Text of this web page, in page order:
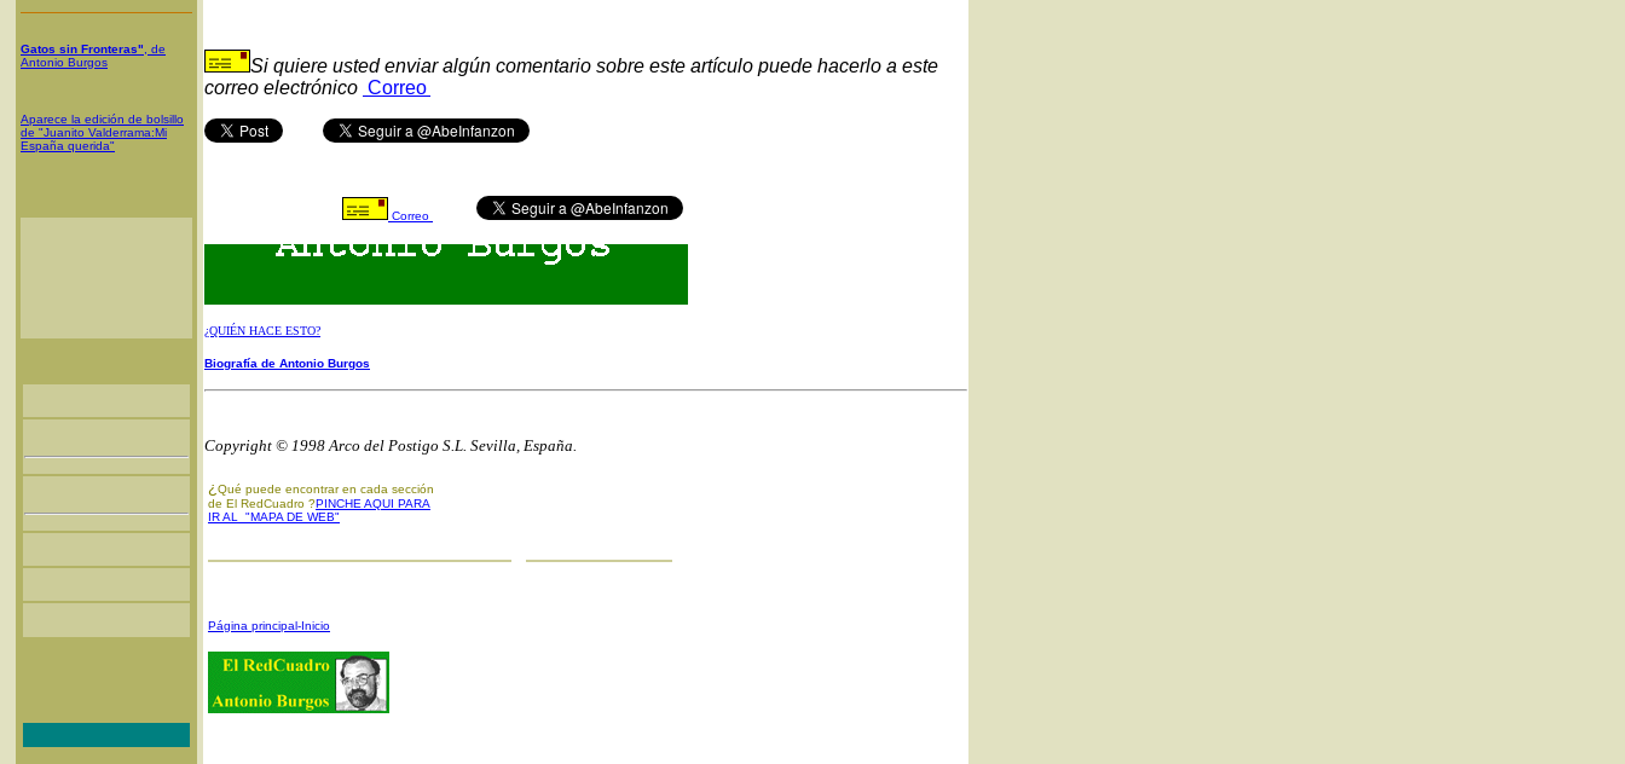
Gatos sin Fronteras" , de
Antonio Burgos
Aparece la edición de bolsillo
de "Juanito Valderrama:Mi
España querida"
Si quiere usted enviar algún comentario sobre este artículo puede hacerlo a este
correo electrónico Correo
Correo
¿QUIÉN HACE ESTO?
Biografía de Antonio Burgos
Copyright © 1998 Arco del Postigo S.L. Sevilla, España.
¿ Qué puede encontrar en cada sección
de El RedCuadro ?PINCHE AQUI PARA
IR AL "MAPA DE WEB"
Página principal-Inicio